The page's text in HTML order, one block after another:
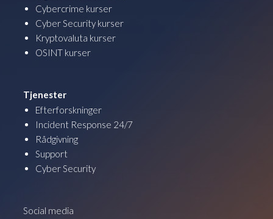
Cybercrime kurser
Cyber Security kurser
Kryptovaluta kurser
OSINT kurser
Tjenester
Efterforskninger
Incident Response 24/7
Rådgivning
Support
Cyber Security
Social media